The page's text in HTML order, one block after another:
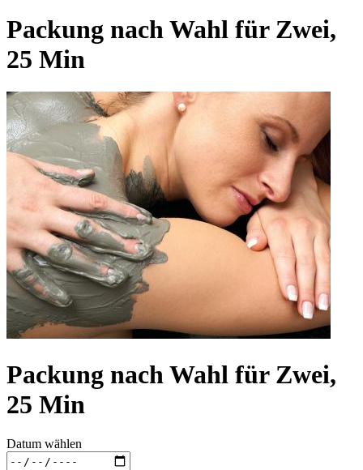
Packung nach Wahl für Zwei,
25 Min
Packung nach Wahl für Zwei,
25 Min
Datum wählen